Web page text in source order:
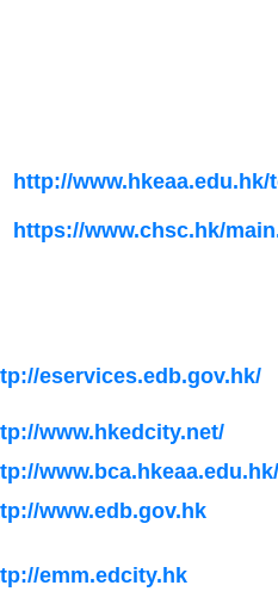
http://www.hkeaa.edu.hk/
https://www.chsc.hk/
eservices.edb.gov.hk/
www.hkedcity.net/
www.bca.hkeaa.edu.hk/
www.edb.gov.hk
emm.edcity.hk